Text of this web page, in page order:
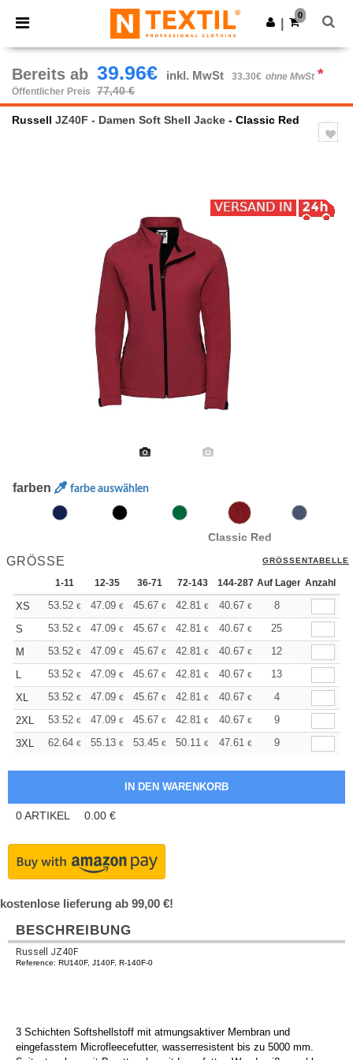
× Ntextil App
Bessere Preise in der App!
App holen
0
Bereits ab 39.96€ inkl. MwSt 33.30€ ohne MwSt *
Öffentlicher Preis 77,40 €
Russell JZ40F - Damen Soft Shell Jacke - Classic Red
farben farbe auswählen
Classic Red
GRÖSSE GRÖSSENTABELLE
1-11 12-35 36-71 72-143 144-287 288 + Mehr
Auf Lager Anzahl
XS 53.52 € 47.09 € 45.67 € 42.81 € 40.67 € 39.96
8
S
53.52 € 47.09 € 45.67 € 42.81 € 40.67 € 39.96
25
M
53.52 € 47.09 € 45.67 € 42.81 € 40.67 € 39.96
12
L
53.52 € 47.09 € 45.67 € 42.81 € 40.67 € 39.96
13
XL
53.52 € 47.09 € 45.67 € 42.81 € 40.67 € 39.96
4
2XL
53.52 € 47.09 € 45.67 € 42.81 € 40.67 € 39.96
9
3XL
62.64 € 55.13 € 53.45 € 50.11 € 47.61 € 46.77
9
0ARTIKEL 0.00 €
kostenlose lieferung ab 99,00 €!
BESCHREIBUNG
Russell JZ40F
Reference: RU140F, J140F, R-140F-0
3 Schichten Softshellstoff mit atmungsaktiver Membran und
eingefasstem Microfleecefutter, wasserresistent bis zu 5000 mm.